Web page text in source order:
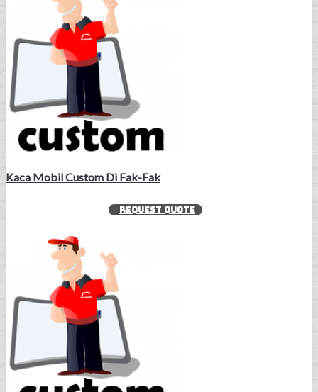
Kaca Mobil Custom Di Fak-Fak
REQUEST QUOTE